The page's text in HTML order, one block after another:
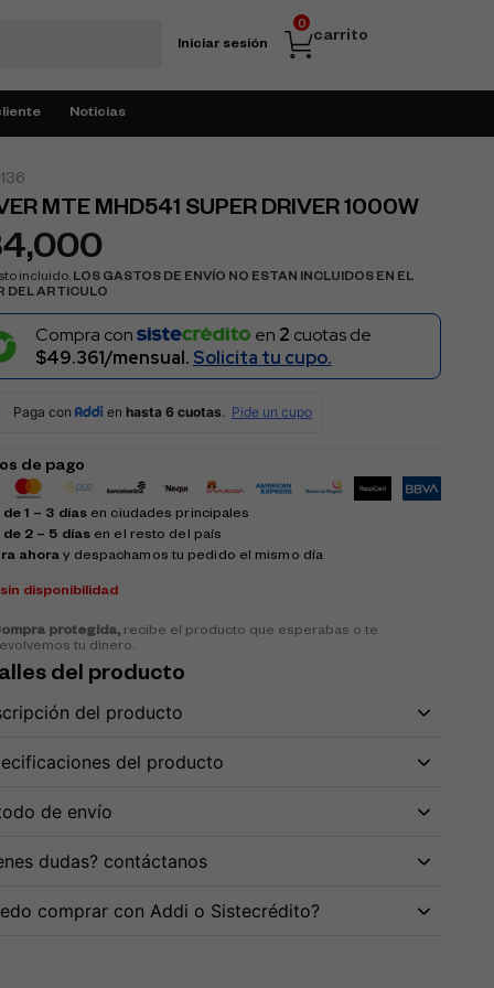
Iniciar sesión carrito
0
Noticias
MTE MHD541 SUPER DRIVER 1000W
incluido. LOS GASTOS DE ENVÍO NO ESTAN INCLUIDOS EN EL
DEL ARTICULO
Compra con en 2 cuotas de
$49.361/mensual. Solicita tu cupo.
de pago
1 – 3 días en ciudades principales
2 – 5 días en el resto del país
ahora y despachamos tu pedido el mismo día
sin disponibilidad
protegida,recibe el producto que esperabas o te
tu dinero.
del producto
del producto
del producto
de envío
dudas? contáctanos
comprar con Addi o Sistecrédito?